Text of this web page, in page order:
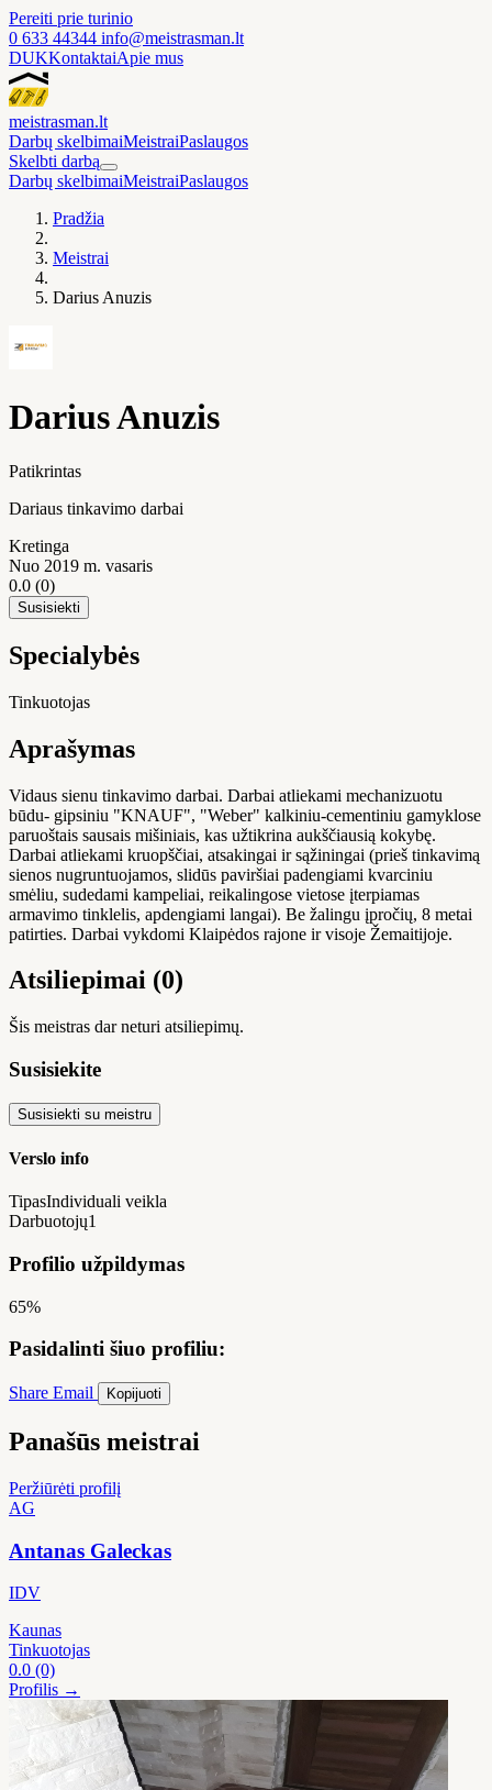
Pereiti prie turinio
0 633 44344 info@meistrasman.lt
DUKKontaktaiApie mus
meistrasman.lt
Darbų skelbimaiMeistraiPaslaugos
Skelbti darbą
Darbų skelbimaiMeistraiPaslaugos
Pradžia
Meistrai
Darius Anuzis
Darius Anuzis
Patikrintas
Dariaus tinkavimo darbai
Kretinga
Nuo 2019 m. vasaris
0.0 (0)
Susisiekti
Specialybės
Tinkuotojas
Aprašymas
Vidaus sienu tinkavimo darbai. Darbai atliekami mechanizuotu
būdu- gipsiniu "KNAUF", "Weber" kalkiniu-cementiniu gamyklose
paruoštais sausais mišiniais, kas užtikrina aukščiausią kokybę.
Darbai atliekami kruopščiai, atsakingai ir sąžiningai (prieš tinkavimą
sienos nugruntuojamos, slidūs paviršiai padengiami kvarciniu
smėliu, sudedami kampeliai, reikalingose vietose įterpiamas
armavimo tinklelis, apdengiami langai). Be žalingu įpročių, 8 metai
patirties. Darbai vykdomi Klaipėdos rajone ir visoje Žemaitijoje.
Atsiliepimai (0)
Šis meistras dar neturi atsiliepimų.
Susisiekite
Susisiekti su meistru
Verslo info
TipasIndividuali veikla
Darbuotojų1
Profilio užpildymas
65%
Pasidalinti šiuo profiliu:
Share Email Kopijuoti
Panašūs meistrai
Peržiūrėti profilį
AG
Antanas Galeckas
IDV
Kaunas
Tinkuotojas
0.0 (0)
Profilis →